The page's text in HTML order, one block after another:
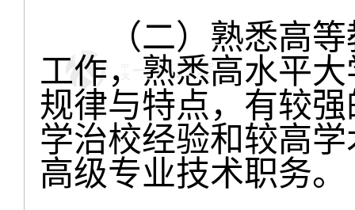
（二）熟悉高等
工作，熟悉高水平
规律与特点，有较
学治校经验和较高
高级专业技术职务。